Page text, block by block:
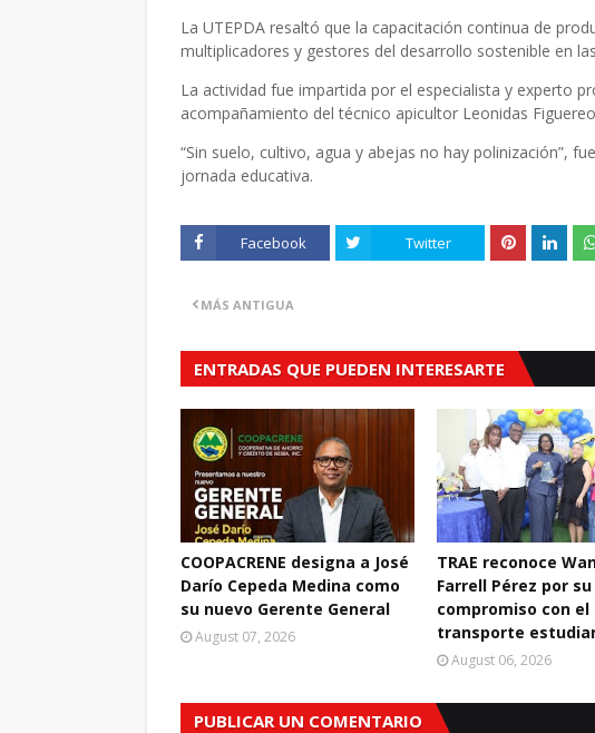
La UTEPDA resaltó que la capacitación continua de
multiplicadores y gestores del desarrollo sostenible en
La actividad fue impartida por el especialista y experto
acompañamiento del técnico apicultor Leonidas
“Sin suelo, cultivo, agua y abejas no hay polinización”,
jornada educativa.
Facebook Twitter
MÁS ANTIGUA
ENTRADAS QUE PUEDEN INTERESARTE
COOPACRENE designa a José
Darío Cepeda Medina como
su nuevo Gerente General
August 07, 2026
TRAE reconoce
Farrell Pérez por su
compromiso con el
transporte
August 06, 2026
PUBLICAR UN COMENTARIO